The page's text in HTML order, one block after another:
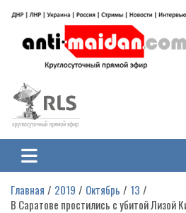
содержимому
Антимайдан:
на Украине
гражданской войне на Украине, включая
ЛНР и других регионах.
Главная 2019 Октябрь
13
В Саратове простились с убитой Лизой